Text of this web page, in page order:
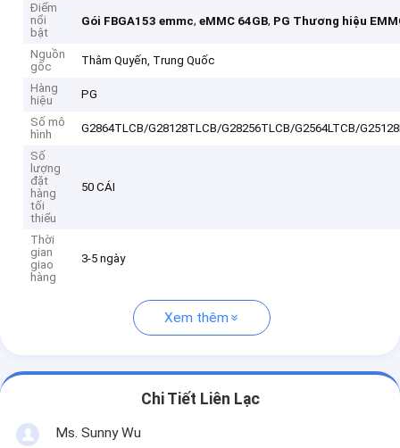
Điểm
nổi
bật
Gói FBGA153 emmc,eMMC 64GB, PG Thương hiệu
Nguồn
gốc
Thâm Quyến, Trung Quốc
Hàng
hiệu
PG
Số mô
hình
G2864TLCB/G28128TLCB/G28256TLCB/G2564LTCB/
Số
lượng
đặt
hàng
tối
thiểu
50 CÁI
Thời
gian
giao
hàng
3-5 ngày
Xem thêm
Chi Tiết Liên Lạc
Ms. Sunny Wu